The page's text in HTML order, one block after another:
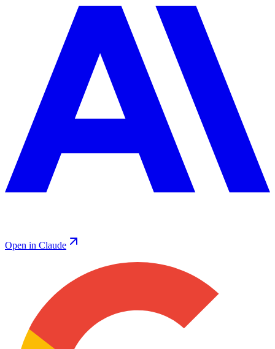
Open in Claude